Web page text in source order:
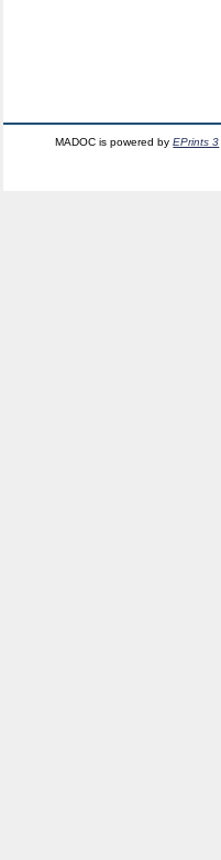
MADOC is powered byEPrints 3